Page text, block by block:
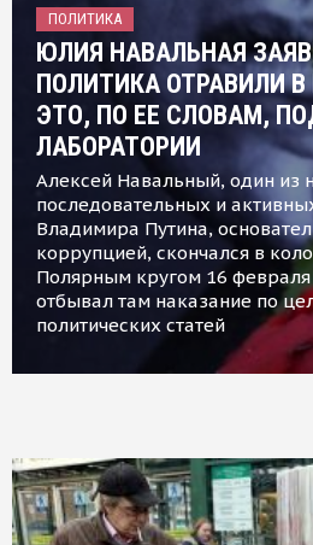
ПОЛИТИКА
ЮЛИЯ НАВАЛЬНАЯ
ПОЛИТИКА ОТРАВИЛИ
ЭТО, ПО ЕЕ СЛОВАМ,
ЛАБОРАТОРИИ
Алексей Навальный, один из
последовательных и
Владимира Путина,
коррупцией, скончался в
Полярным кругом 16
отбывал там наказание по
политических статей